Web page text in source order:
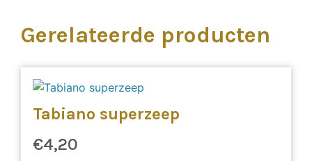
Gerelateerde producten
Tabiano superzeep
€4,20